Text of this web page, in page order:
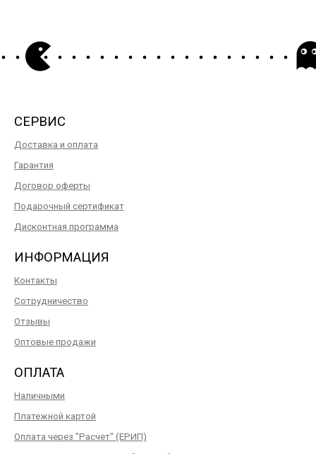
СЕРВИС
Доставка и оплата
Гарантия
Договор оферты
Подарочный сертификат
Дисконтная программа
ИНФОРМАЦИЯ
Контакты
Сотрудничество
Отзывы
Оптовые продажи
ОПЛАТА
Наличными
Платежной картой
Оплата через "Расчет" (ЕРИП)